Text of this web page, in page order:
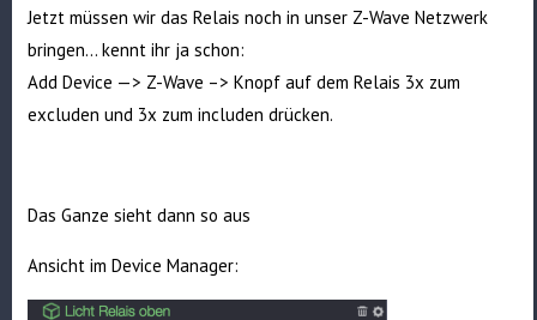
Jetzt müssen wir das Relais noch in unser Z-Wave Netzwerk
bringen… kennt ihr ja schon:
Add Device —> Z-Wave –> Knopf auf dem Relais 3x zum
excluden und 3x zum includen drücken.
Das Ganze sieht dann so aus
Ansicht im Device Manager: